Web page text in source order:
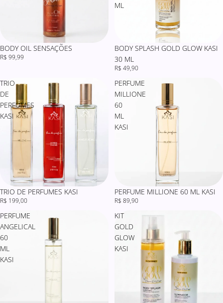
BODY OIL SENSAÇÕES
R$ 99,99
ML
BODY SPLASH GOLD GLOW KASI
30 ML
R$ 49,90
TRIO
DE
PERFUMES
KASI
TRIO DE PERFUMES KASI
R$ 199,00
PERFUME
MILLIONE
60
ML
KASI
PERFUME MILLIONE 60 ML KASI
R$ 89,90
PERFUME
ANGELICAL
60
ML
KASI
KIT
GOLD
GLOW
KASI